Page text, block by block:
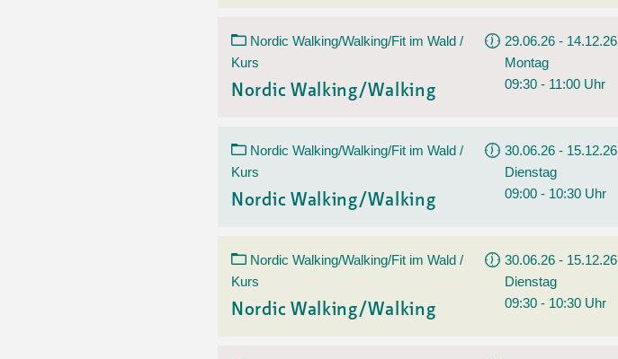
Nordic Walking/Walking/Fit im Wald /
Kurs
Nordic Walking/Walking
29.06.26 - 14.12.26
Montag
09:30 - 11:00 Uhr
Nordic Walking/Walking/Fit im Wald /
Kurs
Nordic Walking/Walking
30.06.26 - 15.12.26
Dienstag
09:00 - 10:30 Uhr
Nordic Walking/Walking/Fit im Wald /
Kurs
Nordic Walking/Walking
30.06.26 - 15.12.26
Dienstag
09:30 - 10:30 Uhr